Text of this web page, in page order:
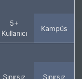
5+
Kullanıcı
Kampüs
Sınırsız Sınırsız